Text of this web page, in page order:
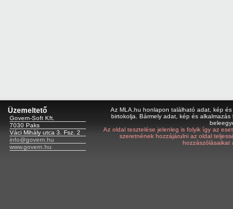
Üzemeltető
Govern-Soft Kft.
7030 Paks
Váci Mihály utca 3. Fsz. 2
info@govern.hu
www.govern.hu
Az MLA.hu honlapon található adat, kép
birtokolja. Bármely adat, kép és
Az oldal tesztelése jelenleg is folyik így az
szeretnének hozzájárulni az oldal
hozzászólásaikat